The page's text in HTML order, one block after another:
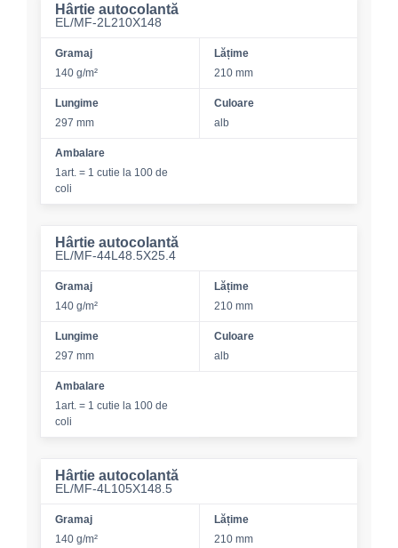
Hârtie autocolantă
EL/MF-2L210X148
Gramaj
140 g/m²
Lățime
210 mm
Lungime
297 mm
Culoare
alb
Ambalare
1art. = 1 cutie la 100 de
coli
Hârtie autocolantă
EL/MF-44L48.5X25.4
Gramaj
140 g/m²
Lățime
210 mm
Lungime
297 mm
Culoare
alb
Ambalare
1art. = 1 cutie la 100 de
coli
Hârtie autocolantă
EL/MF-4L105X148.5
Gramaj
140 g/m²
Lățime
210 mm